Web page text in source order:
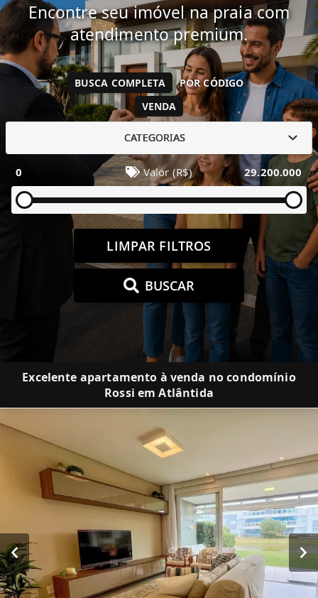
Encontre seu imóvel na praia com
atendimento premium.
VENDA
BUSCA COMPLETA POR CÓDIGO
CATEGORIAS
0 Valor (R$) 29.200.000
LIMPAR FILTROS
BUSCAR
Excelente apartamento à venda no condomínio
Rossi em Atlântida